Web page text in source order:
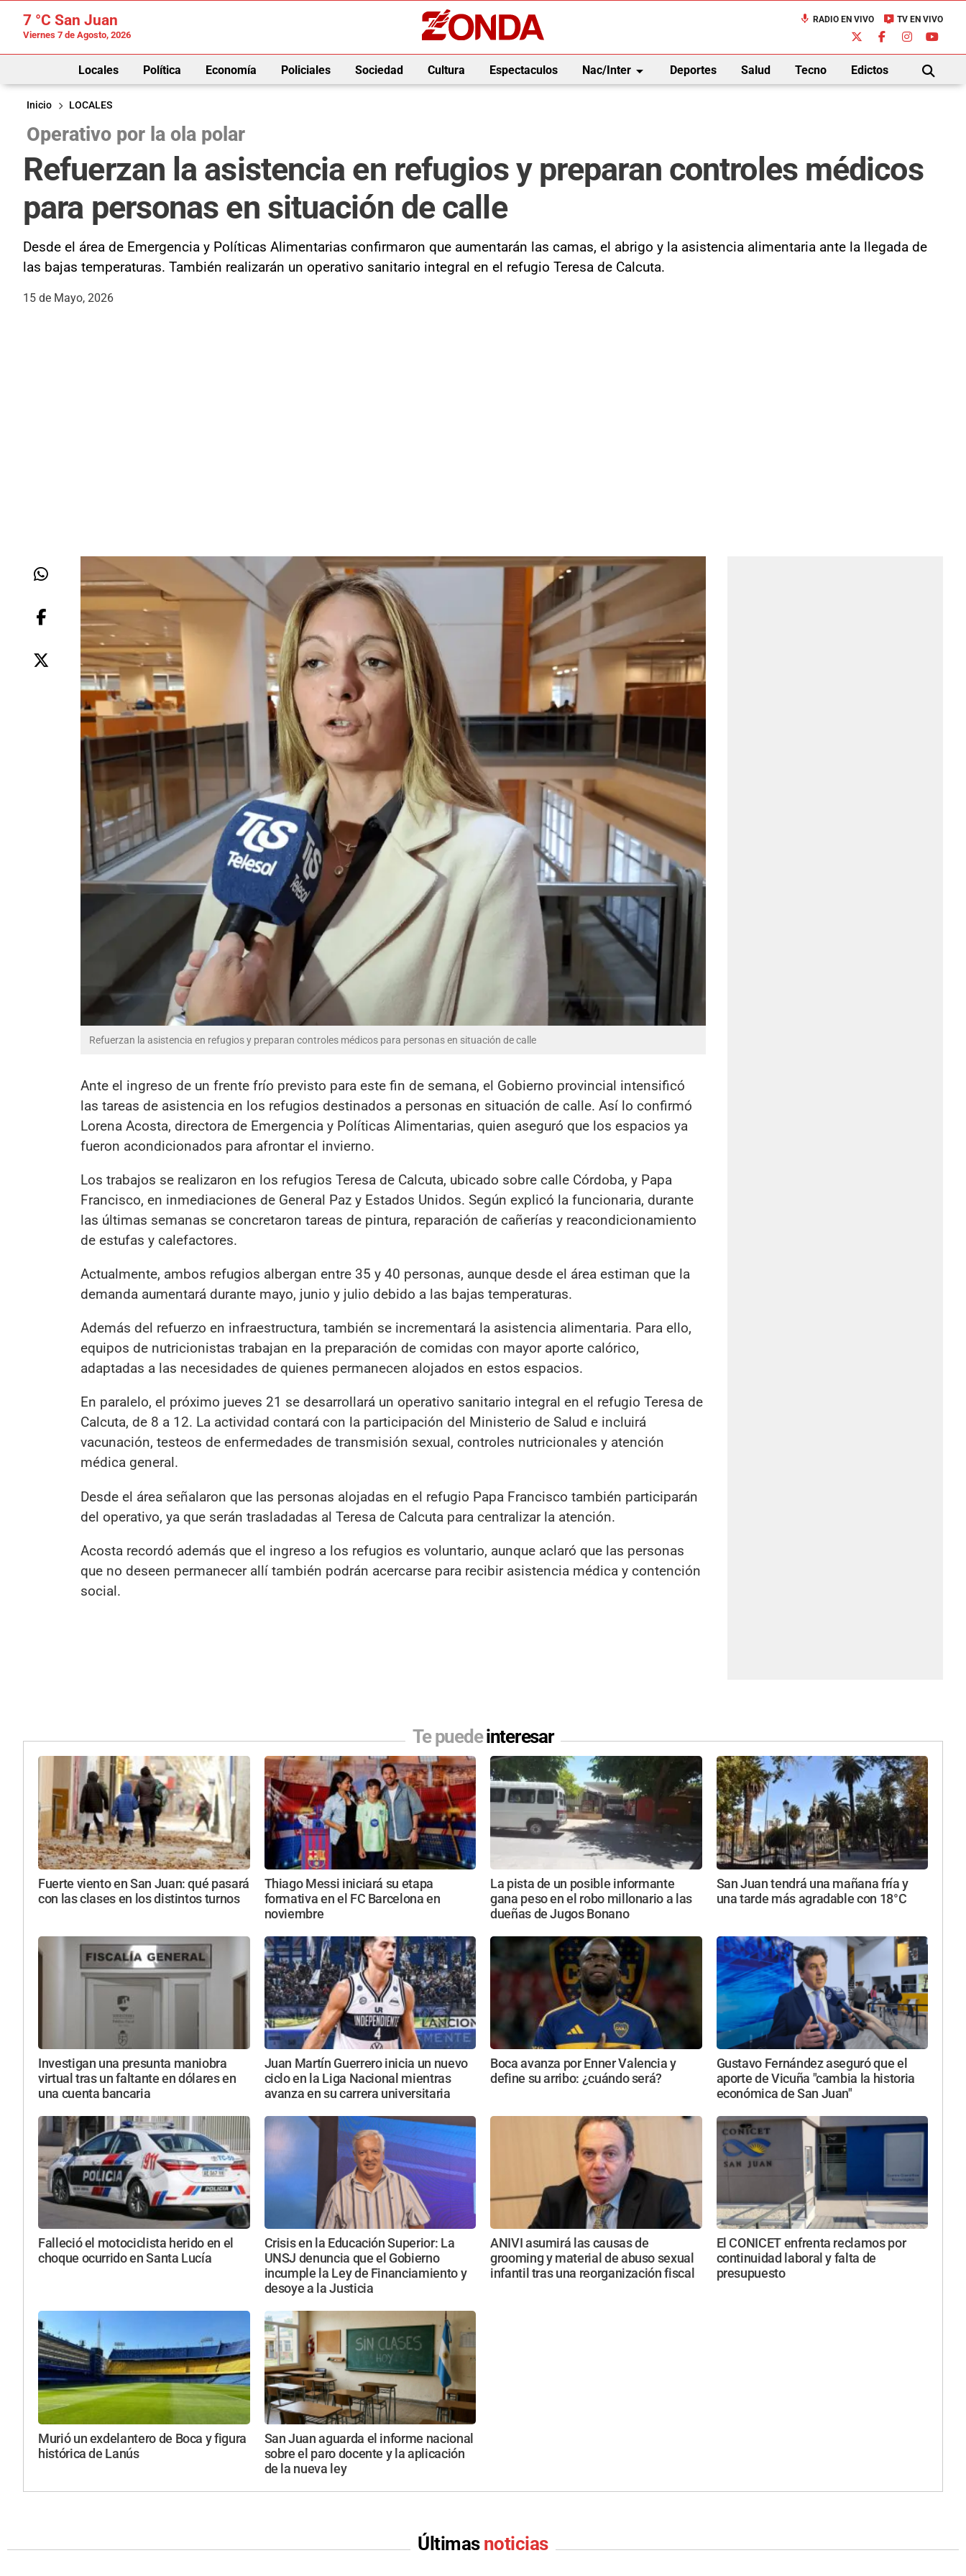
7 °C San Juan
Viernes 7 de Agosto, 2026
mic RADIO EN VIVO live_tv TV EN VIVO
Locales Política Economía Policiales Sociedad Cultura Espectaculos Nac/Interarrow_drop_down Deportes Salud Tecno Edictos
BUSCAR
Inicio
LOCALES
Operativo por la ola polar
Refuerzan la asistencia en refugios y preparan controles médicos
para personas en situación de calle
Desde el área de Emergencia y Políticas Alimentarias confirmaron que aumentarán las camas, el abrigo y la asistencia alimentaria ante la llegada de
las bajas temperaturas. También realizarán un operativo sanitario integral en el refugio Teresa de Calcuta.
15 de Mayo, 2026
Refuerzan la asistencia en refugios y preparan controles médicos para personas en situación de calle
Ante el ingreso de un frente frío previsto para este fin de semana, el Gobierno provincial intensificó
las tareas de asistencia en los refugios destinados a personas en situación de calle. Así lo confirmó
Lorena Acosta, directora de Emergencia y Políticas Alimentarias, quien aseguró que los espacios ya
fueron acondicionados para afrontar el invierno.
Los trabajos se realizaron en los refugios Teresa de Calcuta, ubicado sobre calle Córdoba, y Papa
Francisco, en inmediaciones de General Paz y Estados Unidos. Según explicó la funcionaria, durante
las últimas semanas se concretaron tareas de pintura, reparación de cañerías y reacondicionamiento
de estufas y calefactores.
Actualmente, ambos refugios albergan entre 35 y 40 personas, aunque desde el área estiman que la
demanda aumentará durante mayo, junio y julio debido a las bajas temperaturas.
Además del refuerzo en infraestructura, también se incrementará la asistencia alimentaria. Para ello,
equipos de nutricionistas trabajan en la preparación de comidas con mayor aporte calórico,
adaptadas a las necesidades de quienes permanecen alojados en estos espacios.
En paralelo, el próximo jueves 21 se desarrollará un operativo sanitario integral en el refugio Teresa de
Calcuta, de 8 a 12. La actividad contará con la participación del Ministerio de Salud e incluirá
vacunación, testeos de enfermedades de transmisión sexual, controles nutricionales y atención
médica general.
Desde el área señalaron que las personas alojadas en el refugio Papa Francisco también participarán
del operativo, ya que serán trasladadas al Teresa de Calcuta para centralizar la atención.
Acosta recordó además que el ingreso a los refugios es voluntario, aunque aclaró que las personas
que no deseen permanecer allí también podrán acercarse para recibir asistencia médica y contención
social.
Te puedeinteresar
Fuerte viento en San Juan: qué pasará
con las clases en los distintos turnos
Thiago Messi iniciará su etapa
formativa en el FC Barcelona en
noviembre
La pista de un posible informante
gana peso en el robo millonario a las
dueñas de Jugos Bonano
San Juan tendrá una mañana fría y
una tarde más agradable con 18°C
Investigan una presunta maniobra
virtual tras un faltante en dólares en
una cuenta bancaria
Juan Martín Guerrero inicia un nuevo
ciclo en la Liga Nacional mientras
avanza en su carrera universitaria
Boca avanza por Enner Valencia y
define su arribo: ¿cuándo será?
Gustavo Fernández aseguró que el
aporte de Vicuña "cambia la historia
económica de San Juan"
Falleció el motociclista herido en el
choque ocurrido en Santa Lucía
Crisis en la Educación Superior: La
UNSJ denuncia que el Gobierno
incumple la Ley de Financiamiento y
desoye a la Justicia
ANIVI asumirá las causas de
grooming y material de abuso sexual
infantil tras una reorganización fiscal
El CONICET enfrenta reclamos por
continuidad laboral y falta de
presupuesto
Murió un exdelantero de Boca y figura
histórica de Lanús
San Juan aguarda el informe nacional
sobre el paro docente y la aplicación
de la nueva ley
Últimas noticias